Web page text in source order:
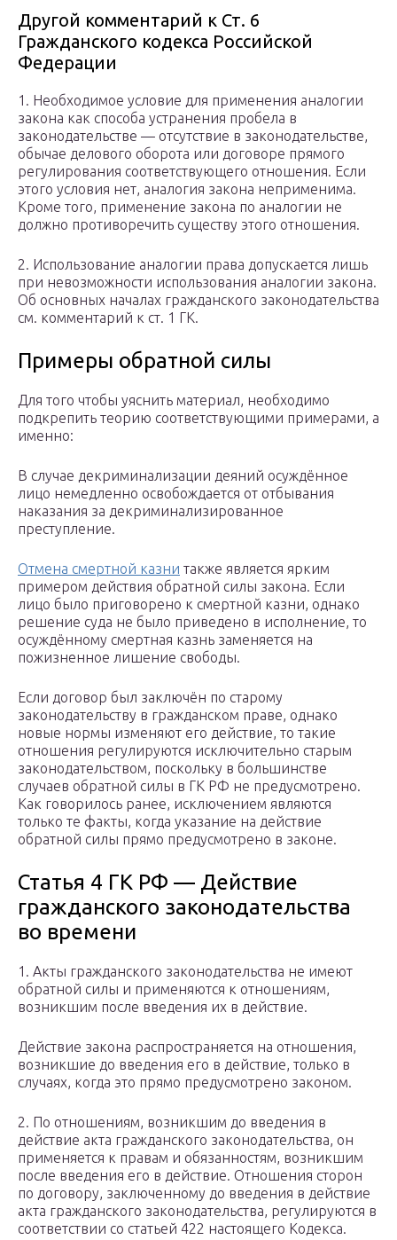
Другой комментарий к Ст. 6
Гражданского кодекса Российской
Федерации
1. Необходимое условие для применения аналогии
закона как способа устранения пробела в
законодательстве — отсутствие в законодательстве,
обычае делового оборота или договоре прямого
регулирования соответствующего отношения. Если
этого условия нет, аналогия закона неприменима.
Кроме того, применение закона по аналогии не
должно противоречить существу этого отношения.
2. Использование аналогии права допускается лишь
при невозможности использования аналогии закона.
Об основных началах гражданского законодательства
см. комментарий к ст. 1 ГК.
Примеры обратной силы
Для того чтобы уяснить материал, необходимо
подкрепить теорию соответствующими примерами, а
именно:
В случае декриминализации деяний осуждённое
лицо немедленно освобождается от отбывания
наказания за декриминализированное
преступление.
Отмена смертной казни также является ярким
примером действия обратной силы закона. Если
лицо было приговорено к смертной казни, однако
решение суда не было приведено в исполнение, то
осуждённому смертная казнь заменяется на
пожизненное лишение свободы.
Если договор был заключён по старому
законодательству в гражданском праве, однако
новые нормы изменяют его действие, то такие
отношения регулируются исключительно старым
законодательством, поскольку в большинстве
случаев обратной силы в ГК РФ не предусмотрено.
Как говорилось ранее, исключением являются
только те факты, когда указание на действие
обратной силы прямо предусмотрено в законе.
Статья 4 ГК РФ — Действие
гражданского законодательства
во времени
1. Акты гражданского законодательства не имеют
обратной силы и применяются к отношениям,
возникшим после введения их в действие.
Действие закона распространяется на отношения,
возникшие до введения его в действие, только в
случаях, когда это прямо предусмотрено законом.
2. По отношениям, возникшим до введения в
действие акта гражданского законодательства, он
применяется к правам и обязанностям, возникшим
после введения его в действие. Отношения сторон
по договору, заключенному до введения в действие
акта гражданского законодательства, регулируются в
соответствии со статьей 422 настоящего Кодекса.